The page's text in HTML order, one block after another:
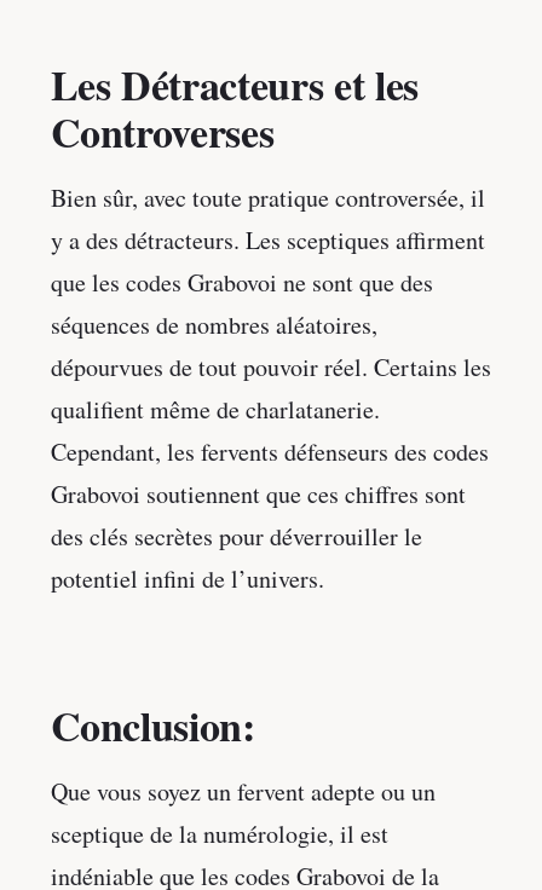
Les Détracteurs et les
Controverses
Bien sûr, avec toute pratique controversée, il
y a des détracteurs. Les sceptiques affirment
que les codes Grabovoi ne sont que des
séquences de nombres aléatoires,
dépourvues de tout pouvoir réel. Certains les
qualifient même de charlatanerie.
Cependant, les fervents défenseurs des codes
Grabovoi soutiennent que ces chiffres sont
des clés secrètes pour déverrouiller le
potentiel infini de l’univers.
Conclusion:
Que vous soyez un fervent adepte ou un
sceptique de la numérologie, il est
indéniable que les codes Grabovoi de la